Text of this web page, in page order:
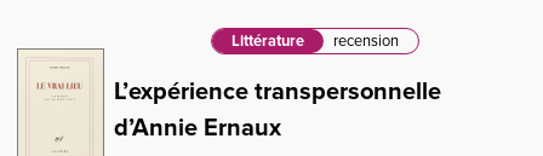
Littérature recension
L’expérience transpersonnelle
d’Annie Ernaux